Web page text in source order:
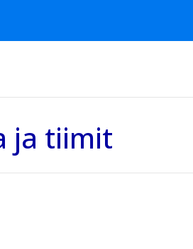
ja tiimit